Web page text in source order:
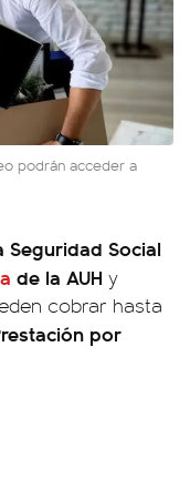
podrán acceder a
Seguridad Social
de la AUH y
cobrar hasta
por